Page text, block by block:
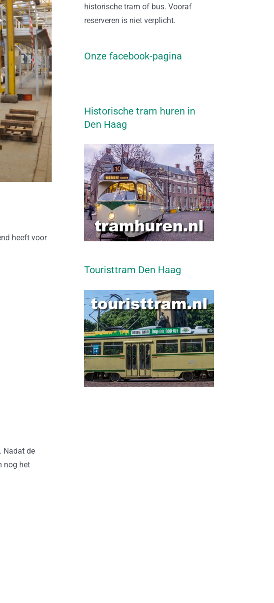
heeft voor
Nadat de
nog het
historische tram of bus. Vooraf
reserveren is niet verplicht.
Onze facebook-pagina
Historische tram huren in
Den Haag
Touristtram Den Haag